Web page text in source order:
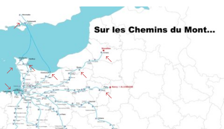
&
&
%
%
%
%
%
'